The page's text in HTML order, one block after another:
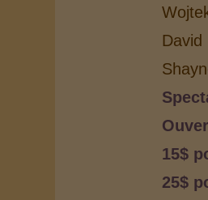
David
15$
25$